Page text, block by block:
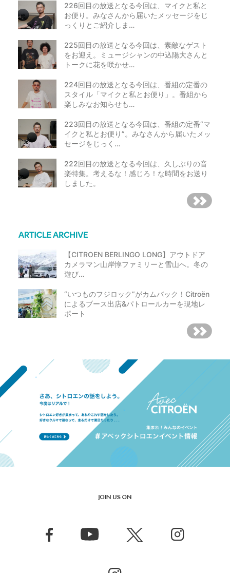
226回目の放送となる今回は、マイクと私と
お便り。みなさんから届いたメッセージをじ
っくりとご紹介しま…
225回目の放送となる今回は、素敵なゲスト
をお迎え。ミュージシャンの中込陽大さんと
トークに花を咲かせ…
224回目の放送となる今回は、番組の定番の
スタイル「マイクと私とお便り」。番組から
楽しみなお知らせも…
223回目の放送となる今回は、番組の定番“マ
イクと私とお便り”。みなさんから届いたメッ
セージをじっく…
222回目の放送となる今回は、久しぶりの音
楽特集。考えるな！感じろ！な時間をお送り
しました。
【CITROEN BERLINGO LONG】アウトドア
カメラマン山岸惇ファミリーと雪山へ。冬の
遊び…
“いつものフジロック”がカムバック！Citroën
によるブース出店&パトロールカーを現地レ
ポート